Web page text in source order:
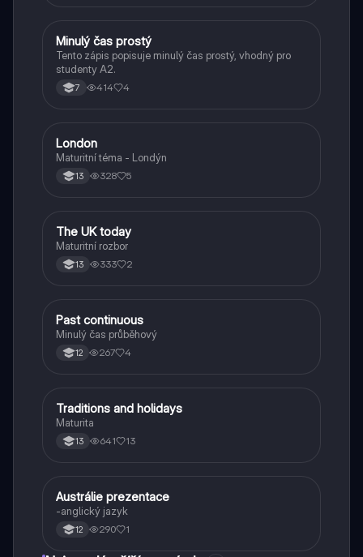
Angličtina
Minulý čas prostý
Tento zápis popisuje minulý čas prostý, vhodný pro
studenty A2.
7 414 4
Angličtina
London
Maturitní téma - Londýn
13 328 5
Angličtina
The UK today
Maturitní rozbor
13 333 2
Angličtina
Past continuous
Minulý čas průběhový
12 267 4
Angličtina
Traditions and holidays
Maturita
13 641 13
Angličtina
Austrálie prezentace
-anglický jazyk
12 290 1